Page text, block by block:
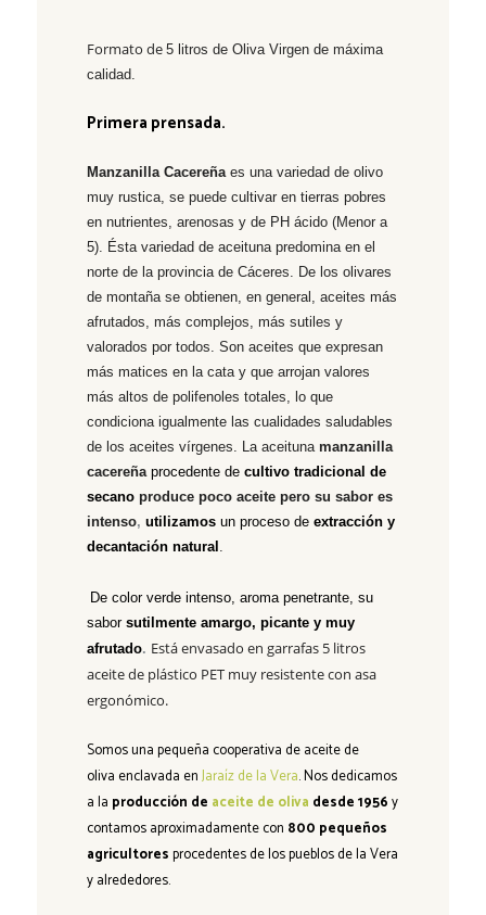
Formato de5 litros de Oliva Virgen de máxima
calidad.
Primera prensada.
Manzanilla Cacereñaes una variedad de olivo
muy rustica, se puede cultivar en tierras pobres
en nutrientes, arenosas y de PH ácido (Menor a
5). Ésta variedad de aceituna predomina en el
norte de la provincia de Cáceres. De los olivares
de montaña se obtienen, en general, aceites más
afrutados, más complejos, más sutiles y
valorados por todos. Son aceites que expresan
más matices en la cata y que arrojan valores
más altos de polifenoles totales, lo que
condiciona igualmente las cualidades saludables
de los aceites vírgenes. La aceitunamanzanilla
cacereñaprocedente de cultivo tradicional de
secano produce poco aceite pero su sabor es
intenso,utilizamos un proceso de extracción y
decantación natural .
De color verde intenso, aroma penetrante, su
saborsutilmente amargo, picante y muy
afrutado. Está envasado en garrafas 5 litros
aceite de plástico PET muy resistente con asa
ergonómico.
Somos unapequeña cooperativa de aceite de
oliva enclavada enJaraíz de la Vera. Nos dedicamos
a la producción de aceite de oliva desde 1956y
contamos aproximadamente con 800 pequeños
agricultoresprocedentes de los pueblos de la Vera
y alrededores.